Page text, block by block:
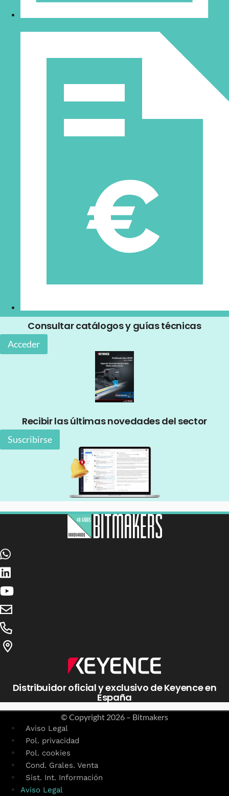
Consultar catálogos y guías técnicas
Acceder
Recibir las últimas novedades del sector
Suscribirse
Distribuidor oficial y exclusivo de Keyence en
España
© Copyright 2026 – Bitmakers
Aviso Legal
Pol. privacidad
Pol. cookies
Cond. Grales. Venta
Sist. Int. Información
Aviso Legal